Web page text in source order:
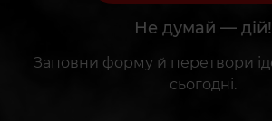
Не думай — дій!
Заповни форму й перетвори
сьогодні.